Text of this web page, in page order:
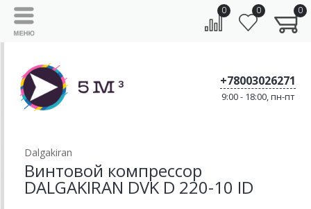
0 0 0
+78003026271
9:00 - 18:00, пн-пт
Dalgakiran
Винтовой компрессор
DALGAKIRAN DVK D 220-10 ID